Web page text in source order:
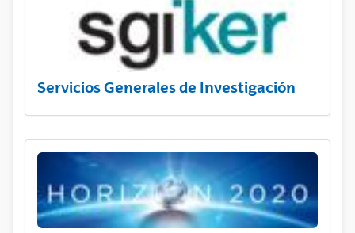
Servicios Generales de Investigación